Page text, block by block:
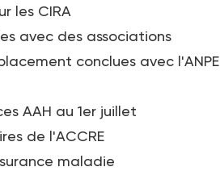
les CIRA
avec des associations
conclues avec l'ANPE
AAH au 1er juillet
de l'ACCRE
maladie